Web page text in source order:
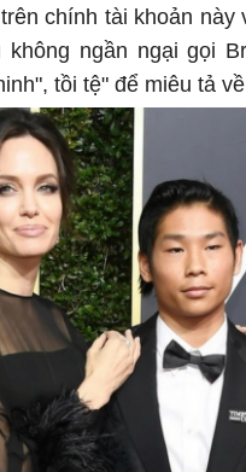
chính tài khoản này
không ngần ngại gọi
tồi tệ" để miêu tả